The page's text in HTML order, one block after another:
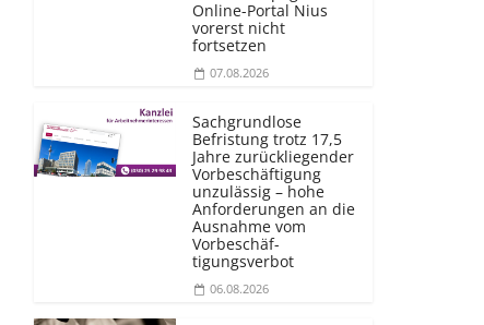
Online-Portal Nius
vorerst nicht
fortsetzen
07.08.2026
Sachgrundlose
Befristung trotz 17,5
Jahre zurückliegender
Vorbeschäftigung
unzulässig – hohe
Anforderungen an die
Ausnahme vom
Vorbeschäf­
tigungsverbot
06.08.2026